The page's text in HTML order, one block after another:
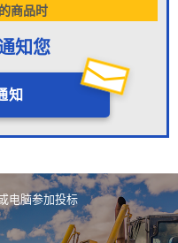
商品时
知您
知
电脑参加投标